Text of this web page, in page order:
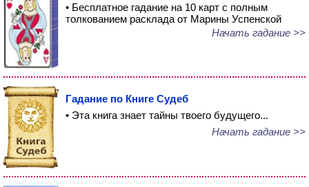
• Бесплатное гадание на 10 карт с полным
толкованием расклада от Марины Успенской
Начать гадание >>
Гадание по Книге Судеб
• Эта книга знает тайны твоего будущего...
Начать гадание >>